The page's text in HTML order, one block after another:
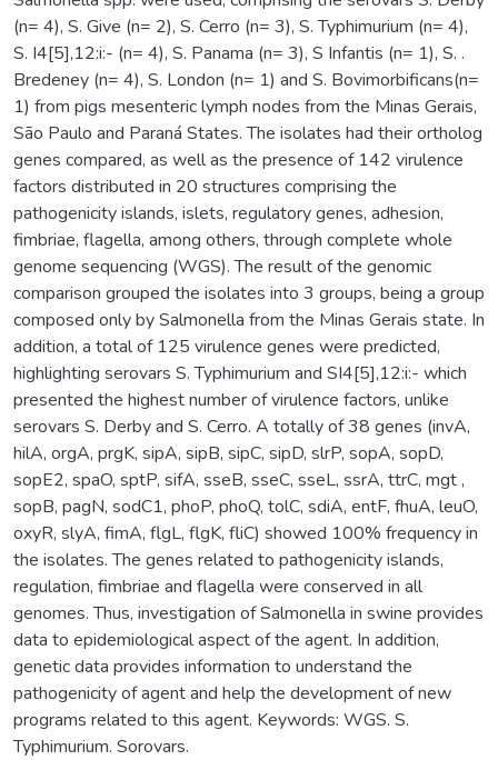
(n= 4), S. Give (n= 2), S. Cerro (n= 3), S. Typhimurium (n= 4),
S. I4[5],12:i:- (n= 4), S. Panama (n= 3), S Infantis (n= 1), S. .
Bredeney (n= 4), S. London (n= 1) and S. Bovimorbificans(n=
1) from pigs mesenteric lymph nodes from the Minas Gerais,
São Paulo and Paraná States. The isolates had their ortholog
genes compared, as well as the presence of 142 virulence
factors distributed in 20 structures comprising the
pathogenicity islands, islets, regulatory genes, adhesion,
fimbriae, flagella, among others, through complete whole
genome sequencing (WGS). The result of the genomic
comparison grouped the isolates into 3 groups, being a group
composed only by Salmonella from the Minas Gerais state. In
addition, a total of 125 virulence genes were predicted,
highlighting serovars S. Typhimurium and SI4[5],12:i:- which
presented the highest number of virulence factors, unlike
serovars S. Derby and S. Cerro. A totally of 38 genes (invA,
hilA, orgA, prgK, sipA, sipB, sipC, sipD, slrP, sopA, sopD,
sopE2, spaO, sptP, sifA, sseB, sseC, sseL, ssrA, ttrC, mgt ,
sopB, pagN, sodC1, phoP, phoQ, tolC, sdiA, entF, fhuA, leuO,
oxyR, slyA, fimA, flgL, flgK, fliC) showed 100% frequency in
the isolates. The genes related to pathogenicity islands,
regulation, fimbriae and flagella were conserved in all
genomes. Thus, investigation of Salmonella in swine provides
data to epidemiological aspect of the agent. In addition,
genetic data provides information to understand the
pathogenicity of agent and help the development of new
programs related to this agent. Keywords: WGS. S.
Typhimurium. Sorovars.